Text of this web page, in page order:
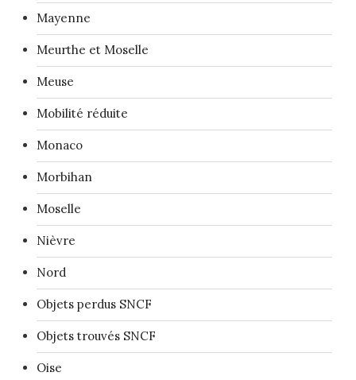
Mayenne
Meurthe et Moselle
Meuse
Mobilité réduite
Monaco
Morbihan
Moselle
Nièvre
Nord
Objets perdus SNCF
Objets trouvés SNCF
Oise